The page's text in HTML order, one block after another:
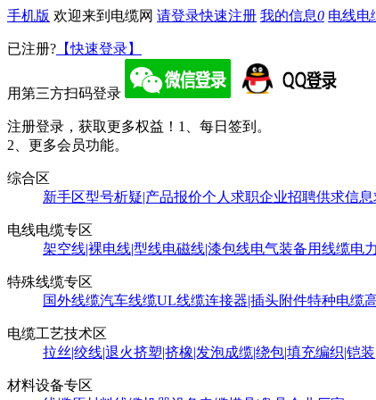
手机版 欢迎来到电缆网 请登录快速注册 我的信息0 电线电
已注册? 【快速登录】
用第三方扫码登录
注册登录，获取更多权益！ 1、每日签到。
2、更多会员功能。
综合区
新手区型号析疑|产品报价个人求职企业招聘供求信息
电线电缆专区
架空线|裸电线|型线电磁线|漆包线电气装备用线缆电
特殊线缆专区
国外线缆汽车线缆UL线缆连接器|插头附件特种电缆
电缆工艺技术区
拉丝|绞线|退火挤塑|挤橡|发泡成缆|绕包|填充编织|铠
材料设备专区